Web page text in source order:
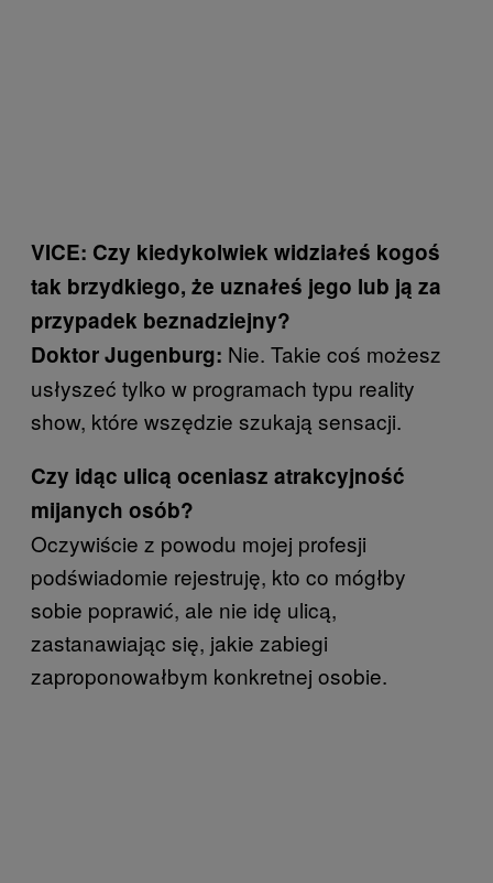
VICE: Czy kiedykolwiek widziałeś kogoś
tak brzydkiego, że uznałeś jego lub ją za
przypadek beznadziejny?
Doktor Jugenburg: Nie. Takie coś możesz
usłyszeć tylko w programach typu reality
show, które wszędzie szukają sensacji.
Czy idąc ulicą oceniasz atrakcyjność
mijanych osób?
Oczywiście z powodu mojej profesji
podświadomie rejestruję, kto co mógłby
sobie poprawić, ale nie idę ulicą,
zastanawiając się, jakie zabiegi
zaproponowałbym konkretnej osobie.